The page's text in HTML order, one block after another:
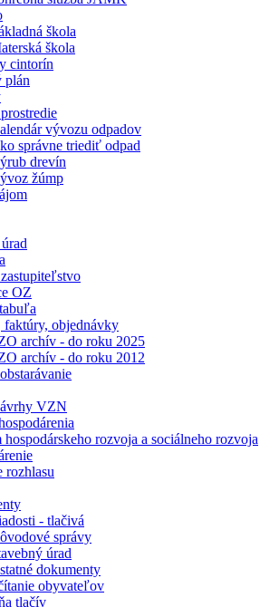
škola
škola
cintorín
plán
vývozu odpadov
správne triediť odpad
drevín
žúmp
OZ
faktúry, objednávky
archív - do roku 2025
archív - do roku 2012
VZN
hospodárskeho rozvoja a sociálneho rozvoja
rozhlasu
- tlačivá
správy
úrad
dokumenty
obyvateľov
tlačív